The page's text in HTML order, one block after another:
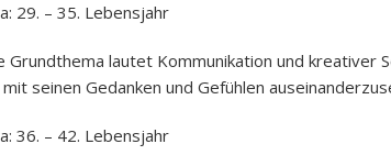
29. – 35. Lebensjahr
Grundthema lautet Kommunikation und kreativer
seinen Gedanken und Gefühlen
36. – 42. Lebensjahr